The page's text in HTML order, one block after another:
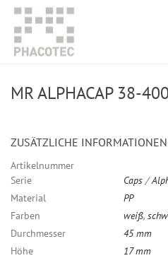
MR ALPHACAP 38-
ZUSÄTZLICHE INFORMATIONEN
Artikelnummer
Serie
Caps /
Material
PP
Farben
weiß,
Durchmesser
45 mm
Höhe
17 mm